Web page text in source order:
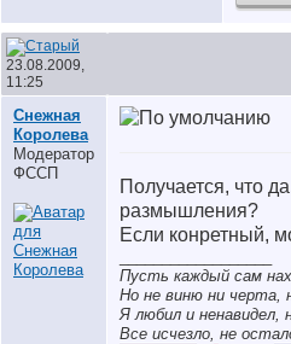
23.08.2009,
11:25
Снежная
Королева
Модератор
ФССП
Получается, что
размышления?
Если конретный,
Пусть каждый сам
Но не виню ни черта,
Я любил и ненавидел,
Все исчезло, не